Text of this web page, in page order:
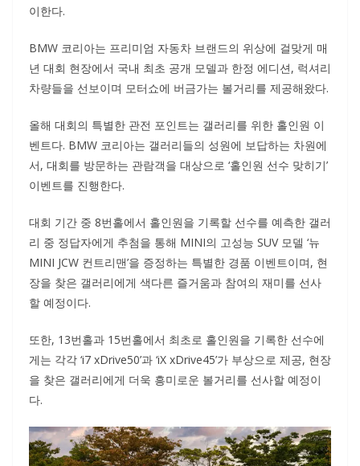
이한다.
BMW 코리아는 프리미엄 자동차 브랜드의 위상에 걸맞게 매
년 대회 현장에서 국내 최초 공개 모델과 한정 에디션, 럭셔리
차량들을 선보이며 모터쇼에 버금가는 볼거리를 제공해왔다.
올해 대회의 특별한 관전 포인트는 갤러리를 위한 홀인원 이
벤트다. BMW 코리아는 갤러리들의 성원에 보답하는 차원에
서, 대회를 방문하는 관람객을 대상으로 ‘홀인원 선수 맞히기’
이벤트를 진행한다.
대회 기간 중 8번홀에서 홀인원을 기록할 선수를 예측한 갤러
리 중 정답자에게 추첨을 통해 MINI의 고성능 SUV 모델 ‘뉴
MINI JCW 컨트리맨’을 증정하는 특별한 경품 이벤트이며, 현
장을 찾은 갤러리에게 색다른 즐거움과 참여의 재미를 선사
할 예정이다.
또한, 13번홀과 15번홀에서 최초로 홀인원을 기록한 선수에
게는 각각 ‘i7 xDrive50’과 ‘iX xDrive45’가 부상으로 제공, 현장
을 찾은 갤러리에게 더욱 흥미로운 볼거리를 선사할 예정이
다.